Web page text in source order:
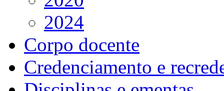
2024
Corpo docente
Credenciamento e